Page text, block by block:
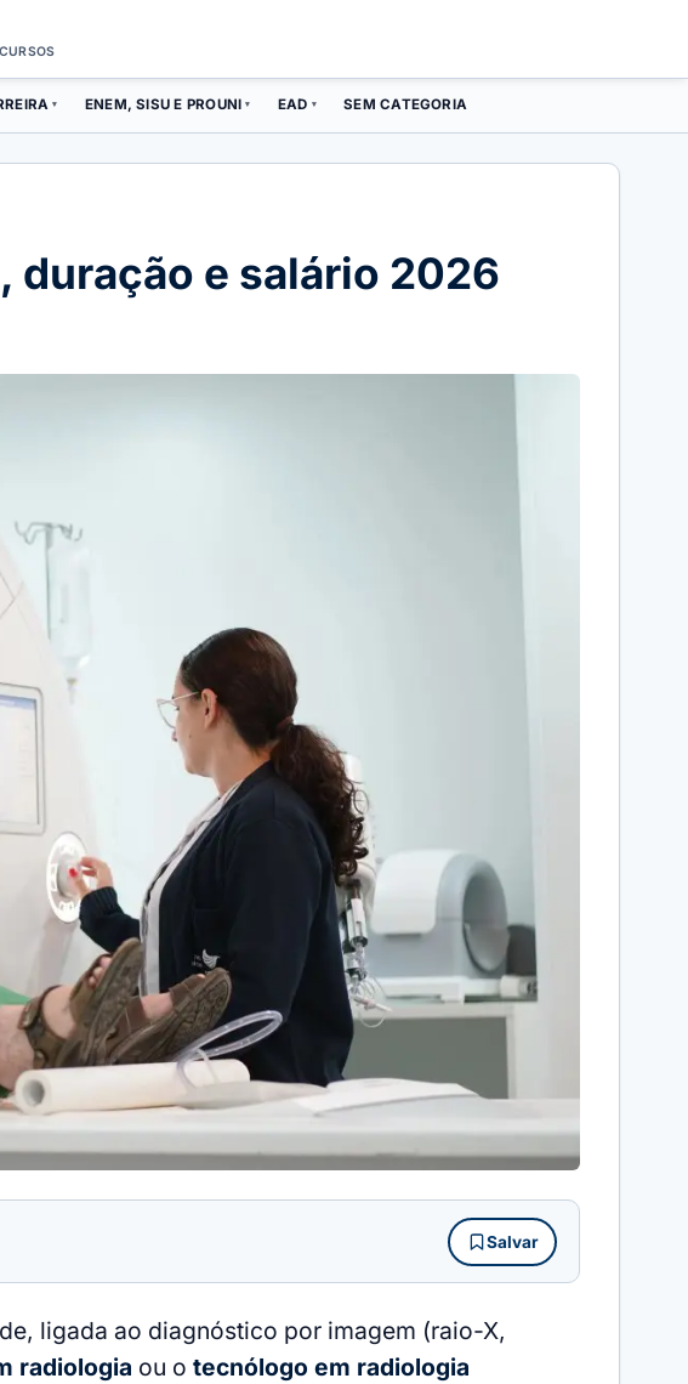
▾ ENEM, SISU E PROUNI ▾ EAD ▾ SEM CATEGORIA
duração e salário 2026
Salvar
ligada ao diagnóstico por imagem (raio-X,
radiologia ou o tecnólogo em radiologia